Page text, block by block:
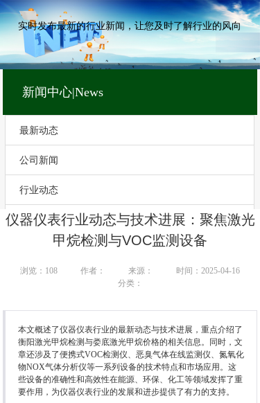
实时发布最新的行业新闻，让您及时了解行业的风向
最新动态
公司新闻
行业动态
技术文章
新闻中心|News
仪器仪表行业动态与技术进展：聚焦激光
甲烷检测与VOC监测设备
浏览： 108 作者： 来源：
时间：2025-04-16
分类：
本文概述了仪器仪表行业的最新动态与技术进展，重点介绍了
衡阳激光甲烷检测与娄底激光甲烷价格的相关信息。同时，文
章还涉及了便携式VOC检测仪、恶臭气体在线监测仪、氮氧化
物NOX气体分析仪等一系列设备的技术特点和市场应用。这
些设备的准确性和高效性在能源、环保、化工等领域发挥了重
要作用，为仪器仪表行业的发展和进步提供了有力的支持。